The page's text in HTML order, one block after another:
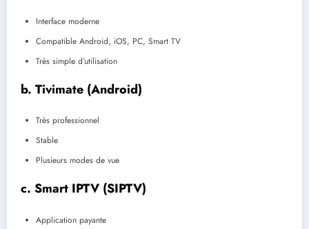
Interface moderne
Compatible Android, iOS, PC, Smart TV
Très simple d’utilisation
b. Tivimate (Android)
Très professionnel
Stable
Plusieurs modes de vue
c. Smart IPTV (SIPTV)
Application payante